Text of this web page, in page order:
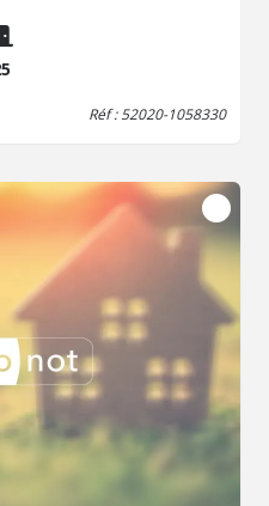
de 16 chambres calmes
de salle de bain
avec toilettes, téléphone,
et illimité. 15.000 ha
avec terrain de
et fait le bonheur des
Réf : 52020-1058330